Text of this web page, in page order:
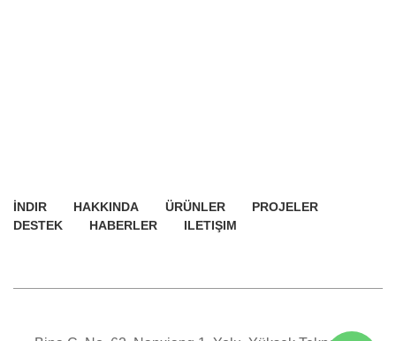
İNDIR HAKKINDA ÜRÜNLER
PROJELER
DESTEK
HABERLER ILETIŞIM